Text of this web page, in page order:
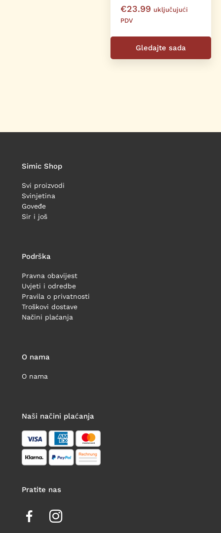
€23.99 uključujući
PDV
Gledajte sada
Simic Shop
Svi proizvodi
Svinjetina
Goveđe
Sir i još
Podrška
Pravna obavijest
Uvjeti i odredbe
Pravila o privatnosti
Troškovi dostave
Načini plaćanja
O nama
O nama
Naši načini plaćanja
Pratite nas